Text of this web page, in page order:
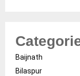
Baijnath
Bilaspur